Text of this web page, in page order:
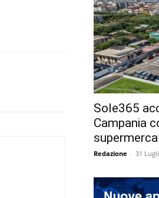
Sole365
Campania
Redazione - 31